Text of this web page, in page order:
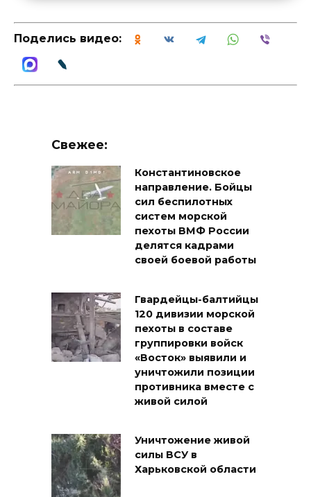
Поделись видео:
Свежее:
Константиновское
направление. Бойцы
сил беспилотных
систем морской
пехоты ВМФ России
делятся кадрами
своей боевой работы
Гвардейцы-балтийцы
120 дивизии морской
пехоты в составе
группировки войск
«Восток» выявили и
уничтожили позиции
противника вместе с
живой силой
Уничтожение живой
силы ВСУ в
Харьковской области